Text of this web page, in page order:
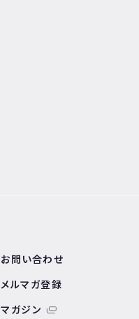
お問い合わせ
メルマガ登録
マガジン